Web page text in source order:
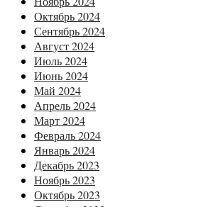
Октябрь 2024
Сентябрь 2024
Август 2024
Июль 2024
Июнь 2024
Май 2024
Апрель 2024
Март 2024
Февраль 2024
Январь 2024
Декабрь 2023
Ноябрь 2023
Октябрь 2023